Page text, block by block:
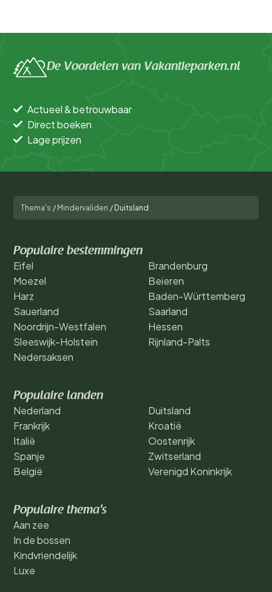
De Voordelen van Vakantieparken.nl
Actueel & betrouwbaar
Direct boeken
Lage prijzen
Thema's / Mindervaliden / Duitsland
Populaire bestemmingen
Eifel
Moezel
Harz
Sauerland
Noordrijn-Westfalen
Sleeswijk-Holstein
Nedersaksen
Brandenburg
Beieren
Baden-Württemberg
Saarland
Hessen
Rijnland-Palts
Populaire landen
Nederland
Frankrijk
Italië
Spanje
België
Duitsland
Kroatië
Oostenrijk
Zwitserland
Verenigd Koninkrijk
Populaire thema's
Aan zee
In de bossen
Kindvriendelijk
Luxe